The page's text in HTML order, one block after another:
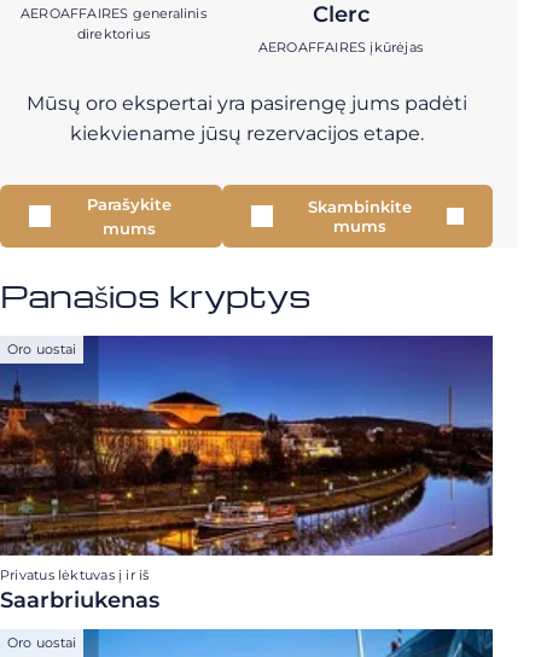
AEROAFFAIRES generalinis
direktorius
Clerc
AEROAFFAIRES įkūrėjas
Mūsų oro ekspertai yra pasirengę jums padėti
kiekviename jūsų rezervacijos etape.
Parašykite
mums
Skambinkite
mums
Panašios kryptys
Oro uostai
Privatus lėktuvas į ir iš
Saarbriukenas
Oro uostai